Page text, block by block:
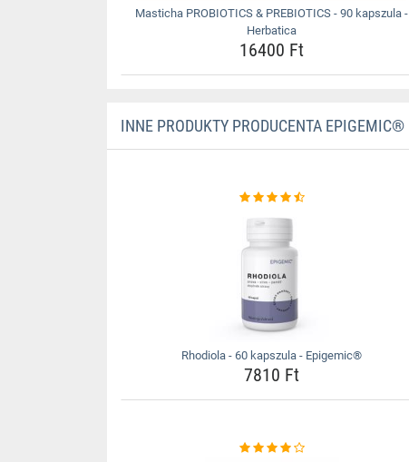
Masticha PROBIOTICS & PREBIOTICS - 90 kapszula -
Herbatica
16400 Ft
INNE PRODUKTY PRODUCENTA EPIGEMIC®
Rhodiola - 60 kapszula - Epigemic®
7810 Ft